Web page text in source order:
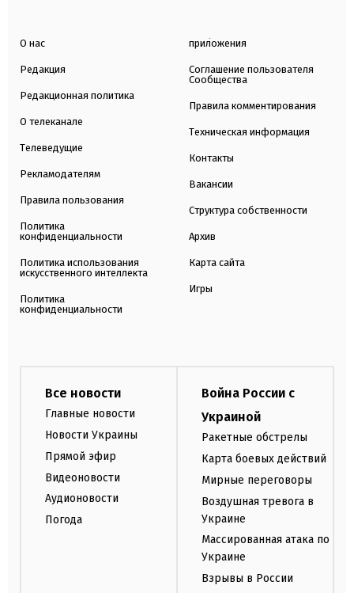
О нас
Редакция
Редакционная политика
О телеканале
Телеведущие
Рекламодателям
Правила пользования
Политика
конфиденциальности
Политика использования
искусственного интеллекта
Политика
конфиденциальности
приложения
Соглашение пользователя
Сообщества
Правила комментирования
Техническая информация
Контакты
Вакансии
Структура собственности
Архив
Карта сайта
Игры
Все новости
Главные новости
Новости Украины
Прямой эфир
Видеоновости
Аудионовости
Погода
Война России с
Украиной
Ракетные обстрелы
Карта боевых действий
Мирные переговоры
Воздушная тревога в
Украине
Массированная атака по
Украине
Взрывы в России